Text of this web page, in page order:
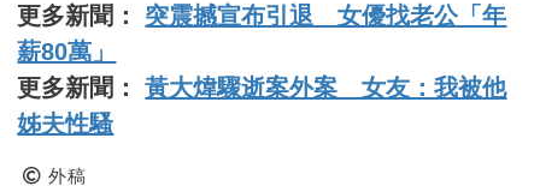
更多新聞： 突震撼宣布引退 女優找老公「年
薪80萬」
更多新聞：黃大煒驟逝案外案 女友：我被他
姊夫性騷
外稿